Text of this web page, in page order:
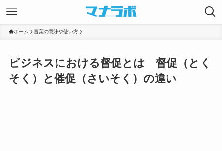
ホーム 言葉の意味や使い方
ビジネスにおける督促とは 督促（とく
そく）と催促（さいそく）の違い